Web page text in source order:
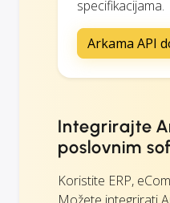
specifikacijama.
Arkama API
Integrirajte
poslovnim
Koristite ERP,